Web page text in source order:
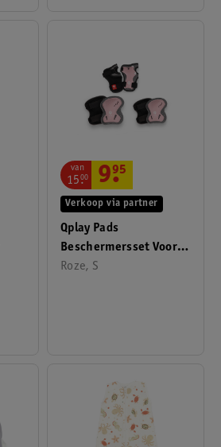
Qplay Pads
Beschermersset Voor
Kinderen Maat S Roze
Roze, S
Verkoop via partner
van
15.
00 9.
95